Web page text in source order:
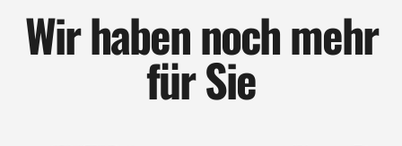
Wir haben noch mehr
für Sie